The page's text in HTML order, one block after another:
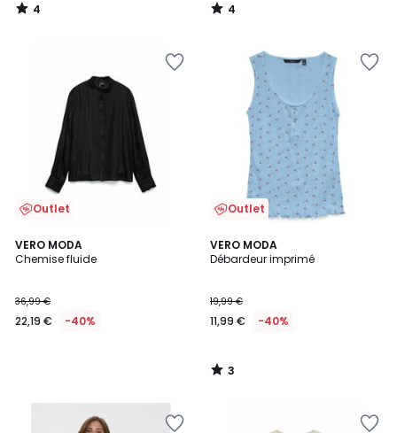
4
/
4
/
Outlet
VERO MODA
Chemise fluide
36,99 €
22,19 € -40%
Outlet
VERO MODA
Débardeur imprimé
19,99 €
11,99 € -40%
3
/
3
/